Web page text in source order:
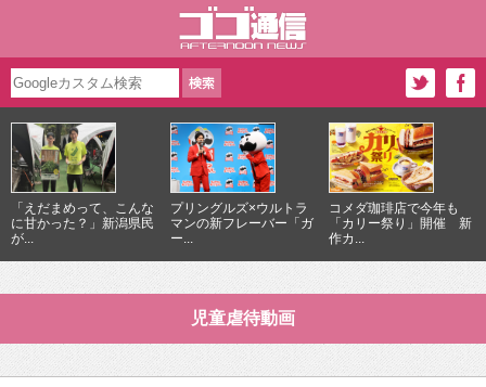
「えだまめって、こんな
に甘かった？」新潟県民
が...
プリングルズ×ウルトラ
マンの新フレーバー「ガ
ー...
コメダ珈琲店で今年も
「カリー祭り」開催 新
作カ...
児童虐待動画